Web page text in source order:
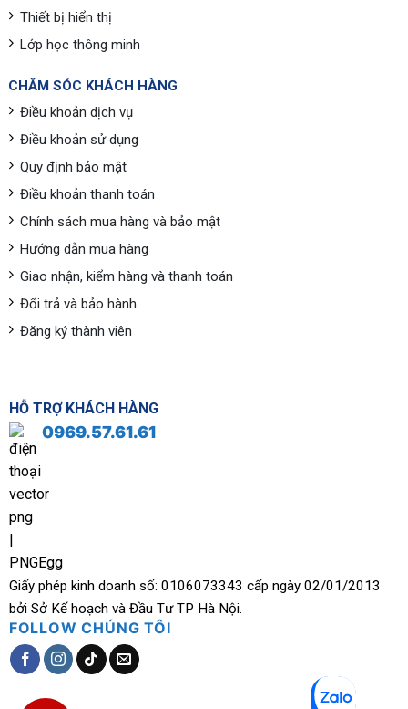
Thiết bị hiển thị
Lớp học thông minh
CHĂM SÓC KHÁCH HÀNG
Điều khoản dịch vụ
Điều khoản sử dụng
Quy định bảo mật
Điều khoản thanh toán
Chính sách mua hàng và bảo mật
Hướng dẫn mua hàng
Giao nhận, kiểm hàng và thanh toán
Đổi trả và bảo hành
Đăng ký thành viên
HỖ TRỢ KHÁCH HÀNG
0969.57.61.61
Giấy phép kinh doanh số: 0106073343 cấp ngày 02/01/2013
bởi Sở Kế hoạch và Đầu Tư TP Hà Nội.
FOLLOW CHÚNG TÔI